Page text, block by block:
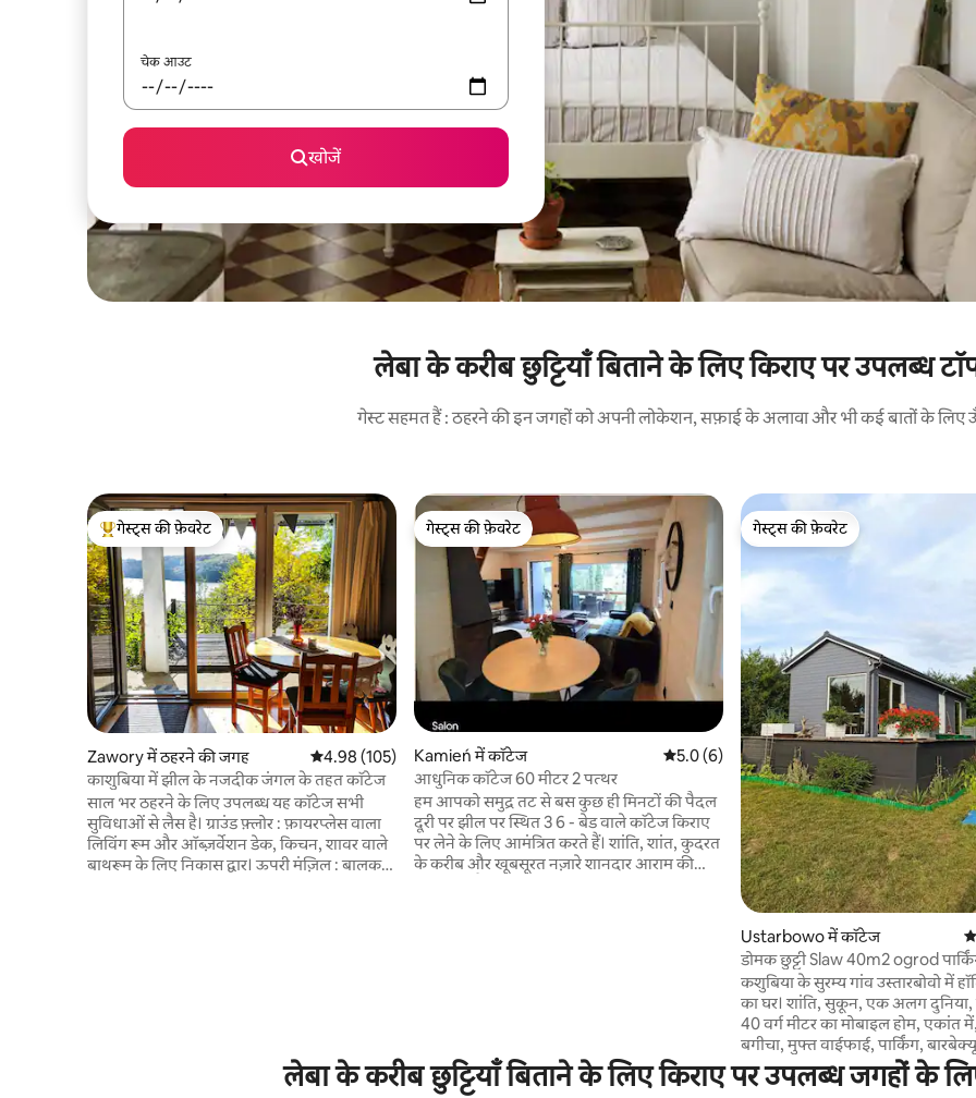
चेक आउट
खोजें
लेबा के करीब छुट्टियाँ बिताने के लिए किराए पर उपलब्ध
गेस्ट सहमत हैं : ठहरने की इन जगहों को अपनी लोकेशन, सफ़ाई के अलावा और भी कई बातों के लिए
गेस्ट्स का टॉप फ़ेवरेट
गेस्ट्स की फ़ेवरेट
Zawory में ठहरने की जगह औसत रेटिंग 5 में से 4.98, 105 समीक्षाएँ
4.98 (105)
काशुबिया में झील के नजदीक जंगल के तहत कॉटेज
साल भर ठहरने के लिए उपलब्ध यह कॉटेज सभी
सुविधाओं से लैस है। ग्राउंड फ़्लोर : फ़ायरप्लेस वाला
लिविंग रूम और ऑब्ज़र्वेशन डेक, किचन, शावर वाले
बाथरूम के लिए निकास द्वार। ऊपरी मंज़िल : बालकनी
गेस्ट्स की फ़ेवरेट
गेस्ट्स की फ़ेवरेट
Kamień में कॉटेज औसत रेटिंग 5 में से 5.0, 6 समीक्षाएँ
5.0 (6)
आधुनिक कॉटेज 60 मीटर 2 पत्थर
हम आपको समुद्र तट से बस कुछ ही मिनटों की पैदल
दूरी पर झील पर स्थित 3 6 - बेड वाले कॉटेज किराए
पर लेने के लिए आमंत्रित करते हैं। शांति, शांत, कुदरत
के करीब और खूबसूरत नज़ारे शानदार आराम की
गेस्ट्स की फ़ेवरेट
गेस्ट्स की फ़ेवरेट
Ustarbowo में कॉटेज
डोमक छुट्टी Slaw 40m2 ogrod
cisza
कशुबिया के सुरम्य गांव उस्तारबोवो में
का घर। शांति, सुकून, एक अलग दुनिया,
40 वर्ग मीटर का मोबाइल होम, एकांत
बगीचा, मुफ्त वाईफाई, पार्किंग,
#Kaszuby #Tricity
from Lech Walesa Airport
लेबा के करीब छुट्टियाँ बिताने के लिए किराए पर उपलब्ध जगहों के